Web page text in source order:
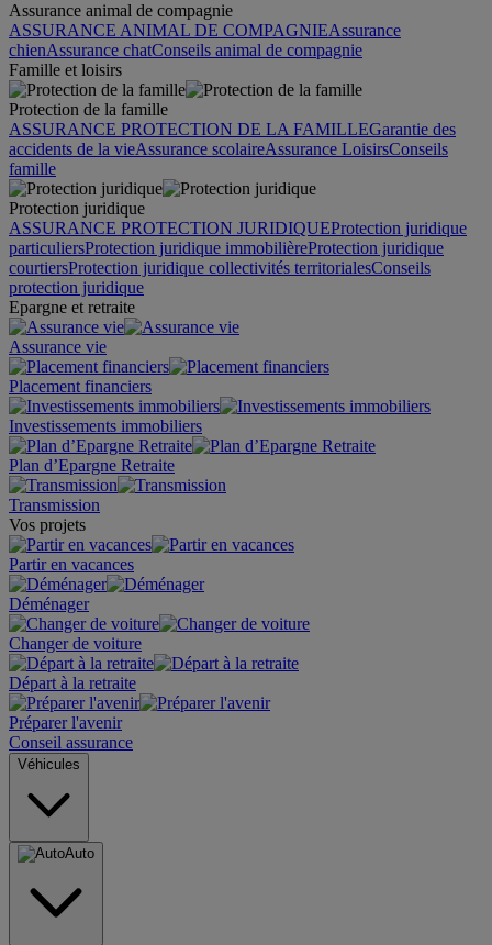
Assurance animal de compagnie
ASSURANCE ANIMAL DE COMPAGNIEAssurance
chienAssurance chatConseils animal de compagnie
Famille et loisirs
Protection de la famille
ASSURANCE PROTECTION DE LA FAMILLEGarantie des
accidents de la vieAssurance scolaireAssurance LoisirsConseils
famille
Protection juridique
ASSURANCE PROTECTION JURIDIQUEProtection juridique
particuliersProtection juridique immobilièreProtection juridique
courtiersProtection juridique collectivités territorialesConseils
protection juridique
Epargne et retraite
Assurance vie
Placement financiers
Investissements immobiliers
Plan d’Epargne Retraite
Transmission
Vos projets
Partir en vacances
Déménager
Changer de voiture
Départ à la retraite
Préparer l'avenir
Conseil assurance
Véhicules
Auto